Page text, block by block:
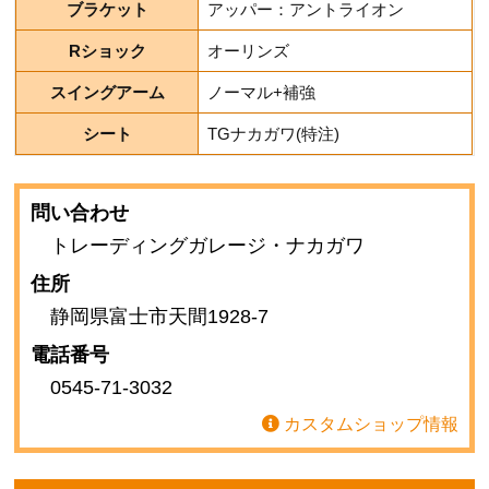
ブラケット アッパー：アントライオン
Rショック オーリンズ
スイングアーム ノーマル+補強
シート TGナカガワ(特注)
問い合わせ
トレーディングガレージ・ナカガワ
住所
静岡県富士市天間1928-7
電話番号
0545-71-3032
カスタムショップ情報